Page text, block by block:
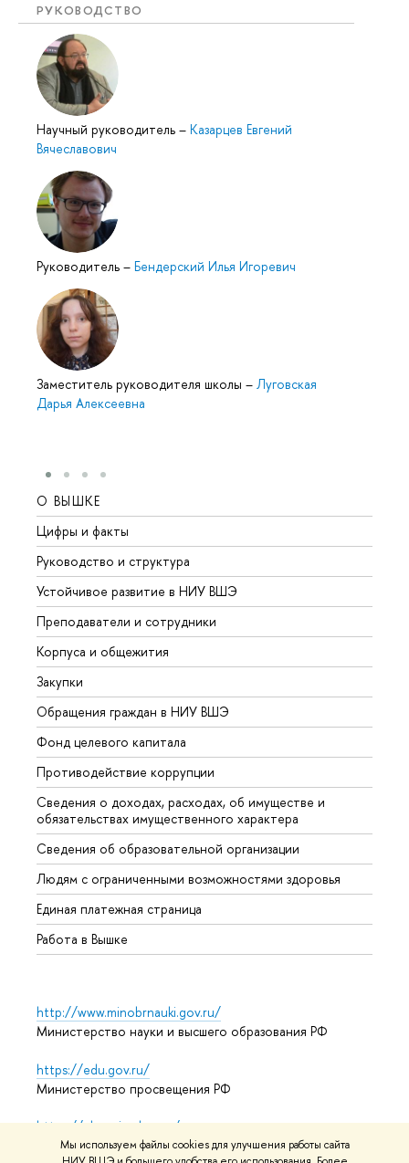
Мы используем файлы cookies для улучшения работы сайта
РУКОВОДСТВО
Научный руководитель – Казарцев Евгений
Вячеславович
Руководитель – Бендерский Илья Игоревич
Заместитель руководителя школы – Луговская
Дарья Алексеевна
О ВЫШКЕ
Цифры и факты
Руководство и структура
Устойчивое развитие в НИУ ВШЭ
Преподаватели и сотрудники
Корпуса и общежития
Закупки
Обращения граждан в НИУ ВШЭ
Фонд целевого капитала
Противодействие коррупции
Сведения о доходах, расходах, об имуществе и
обязательствах имущественного характера
Сведения об образовательной организации
Людям с ограниченными возможностями здоровья
Единая платежная страница
Работа в Вышке
http://www.minobrnauki.gov.ru/
Министерство науки и высшего образования РФ
https://edu.gov.ru/
Министерство просвещения РФ
https://elearning.hse.ru/mooc
Массовые открытые онлайн-курсы